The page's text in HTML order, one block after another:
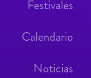
Festivales
Calendario
Noticias